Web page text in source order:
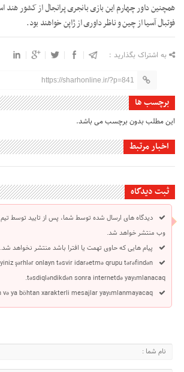
همچنین داور چهارم این بازی بانجری پرانجال از کشور هند
فوتبال آسیا از چین و ناظر داوری از ژاپن خواهند بود.
به اشتراک بگذارید :
https://sharhonline.ir/?p=841
برچسب ها
این مطلب بدون برچسب می باشد.
اخبار مرتبط
ثبت دیدگاه
دیدگاه های ارسال شده توسط شما، پس از تایید توسط
وب منتشر خواهد شد.
پیام هایی که حاوی تهمت یا افترا باشد منتشر نخواهد شد.
şərhlər onlayn təsvir idarəetmə qrupu tərəfindən
təsdiqləndikdən sonra internetdə yayımlanacaq.
və ya böhtan xarakterli mesajlar yayımlanmayacaq.